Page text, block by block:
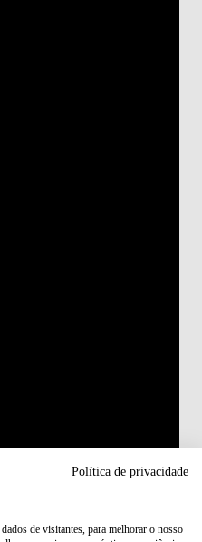
Política de privacidade
de visitantes, para melhorar o nosso